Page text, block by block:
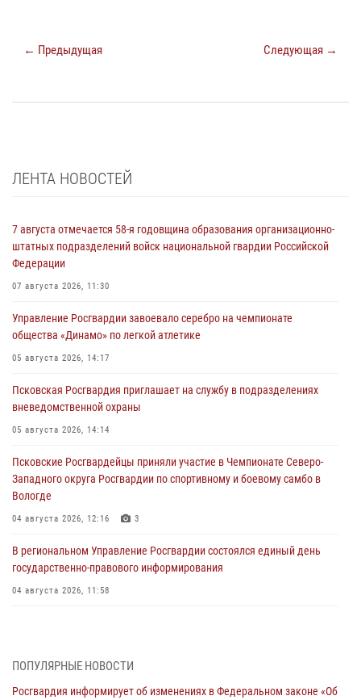
← Предыдущая Следующая →
ЛЕНТА НОВОСТЕЙ
7 августа отмечается 58-я годовщина образования организационно-
штатных подразделений войск национальной гвардии Российской
Федерации
07 августа 2026, 11:30
Управление Росгвардии завоевало серебро на чемпионате
общества «Динамо» по легкой атлетике
05 августа 2026, 14:17
Псковская Росгвардия приглашает на службу в подразделениях
вневедомственной охраны
05 августа 2026, 14:14
Псковские Росгвардейцы приняли участие в Чемпионате Северо-
Западного округа Росгвардии по спортивному и боевому самбо в
Вологде
04 августа 2026, 12:16 3
В региональном Управление Росгвардии состоялся единый день
государственно-правового информирования
04 августа 2026, 11:58
03 августа 2026, 17:21
21 единицу оружия изъяли Псковские росгвардейцы за неделю
ПОПУЛЯРНЫЕ НОВОСТИ
Росгвардия информирует об изменениях в Федеральном законе «Об